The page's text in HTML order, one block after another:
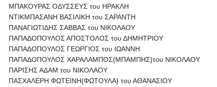
ΜΠΑΚΟΥΡΑΣ ΟΔΥΣΣΕΥΣ του ΗΡΑΚΛΗ
ΝΤΙΚΜΠΑΣΑΝΗ ΒΑΣΙΛΙΚΗ του ΣΑΡΑΝΤΗ
ΠΑΝΑΓΙΩΤΙΔΗΣ ΣΑΒΒΑΣ του ΝΙΚΟΛΑΟΥ
ΠΑΠΑΔΟΠΟΥΛΟΣ ΑΠΟΣΤΟΛΟΣ του ΔΗΜΗΤΡΙΟΥ
ΠΑΠΑΔΟΠΟΥΛΟΣ ΓΕΩΡΓΙΟΣ του ΙΩΑΝΝΗ
ΠΑΠΑΔΟΠΟΥΛΟΣ ΧΑΡΑΛΑΜΠΟΣ{ΜΠΑΜΠΗΣ}του ΝΙΚΟΛΑΟΥ
ΠΑΡΙΣΗΣ ΑΔΑΜ του ΝΙΚΟΛΑΟΥ
ΠΑΣΧΑΛΕΡΗ ΦΩΤΕΙΝΗ{ΦΩΤΟΥΛΑ} του ΑΘΑΝΑΣΙΟΥ